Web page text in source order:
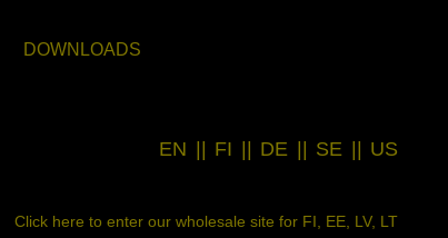
DOWNLOADS
EN FI DE SE US
Click here to enter our wholesale site for FI, EE, LV, LT